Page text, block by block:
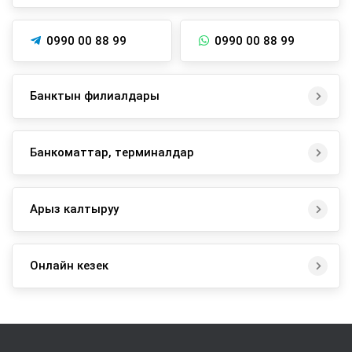
0990 00 88 99 0990 00 88 99
Банктын филиалдары
Банкоматтар, терминалдар
Арыз калтыруу
Онлайн кезек